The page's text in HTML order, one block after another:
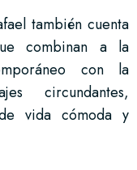
también cuenta
combinan a la
con la
circundantes,
vida cómoda y